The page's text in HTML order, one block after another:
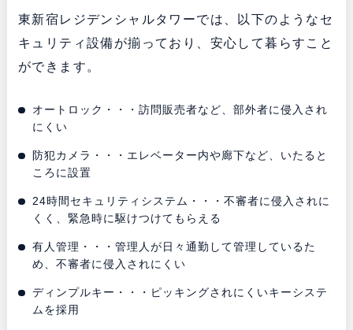
東新宿レジデンシャルタワーでは、以下のようなセ
キュリティ設備が揃っており、安心して暮らすこと
ができます。
オートロック・・・訪問販売者など、部外者に侵入され
にくい
防犯カメラ・・・エレベーター内や廊下など、いたると
ころに設置
24時間セキュリティシステム・・・不審者に侵入されに
くく、緊急時に駆けつけてもらえる
有人管理・・・管理人が日々通勤して管理しているた
め、不審者に侵入されにくい
ディンプルキー・・・ピッキングされにくいキーシステ
ムを採用